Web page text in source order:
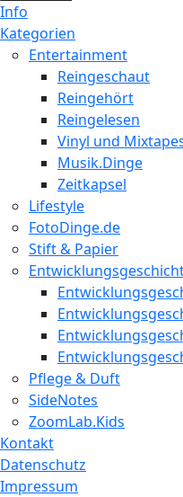
Info
Kategorien
Entertainment
Reingeschaut
Reingehört
Reingelesen
Vinyl und
Musik.Dinge
Zeitkapsel
Lifestyle
FotoDinge.de
Stift & Papier
Pflege & Duft
SideNotes
ZoomLab.Kids
Kontakt
Datenschutz
Impressum